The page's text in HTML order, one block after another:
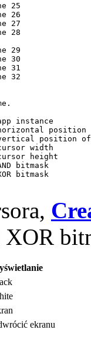
25
26
27
28
29
30
31
32
instance
position
width
height
bitmask
bitmask
ekranu